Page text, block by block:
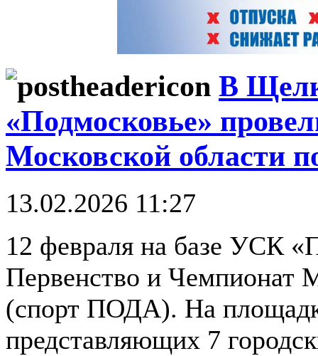
В
«Подмосковье»
Московской области
13.02.2026 11:27
12 февраля на базе УСК
Первенство и Чемпионат
(спорт ПОДА). На
представляющих 7